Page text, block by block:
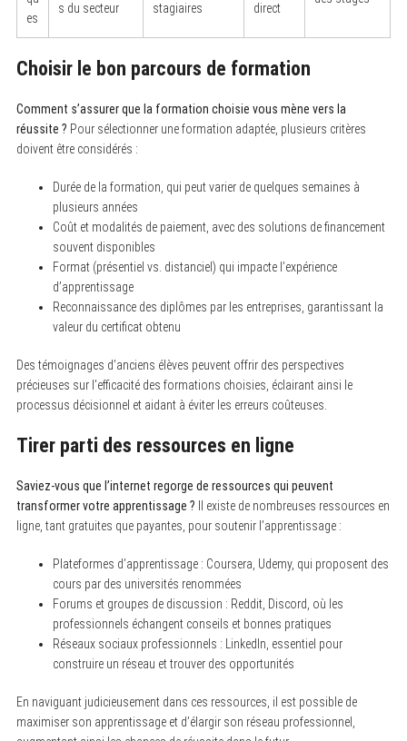
es
s du secteur stagiaires direct
Choisir le bon parcours de formation
Comment s’assurer que la formation choisie vous mène vers la
réussite ? Pour sélectionner une formation adaptée, plusieurs critères
doivent être considérés :
Durée de la formation, qui peut varier de quelques semaines à
plusieurs années
Coût et modalités de paiement, avec des solutions de financement
souvent disponibles
Format (présentiel vs. distanciel) qui impacte l’expérience
d’apprentissage
Reconnaissance des diplômes par les entreprises, garantissant la
valeur du certificat obtenu
Des témoignages d’anciens élèves peuvent offrir des perspectives
précieuses sur l’efficacité des formations choisies, éclairant ainsi le
processus décisionnel et aidant à éviter les erreurs coûteuses.
Tirer parti des ressources en ligne
Saviez-vous que l’internet regorge de ressources qui peuvent
transformer votre apprentissage ? Il existe de nombreuses ressources en
ligne, tant gratuites que payantes, pour soutenir l’apprentissage :
Plateformes d’apprentissage : Coursera, Udemy, qui proposent des
cours par des universités renommées
Forums et groupes de discussion : Reddit, Discord, où les
professionnels échangent conseils et bonnes pratiques
Réseaux sociaux professionnels : LinkedIn, essentiel pour
construire un réseau et trouver des opportunités
En naviguant judicieusement dans ces ressources, il est possible de
maximiser son apprentissage et d’élargir son réseau professionnel,
f